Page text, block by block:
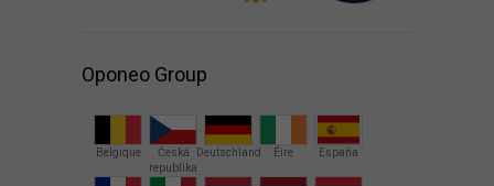
Oponeo Group
Belgique
Česká
republika
Deutschland Éire España